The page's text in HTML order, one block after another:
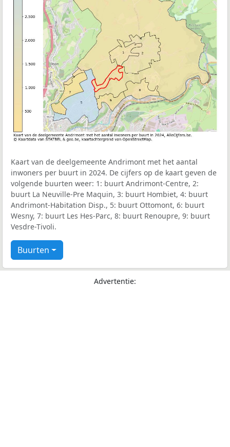
Kaart van de deelgemeente Andrimont met het aantal
inwoners per buurt in 2024. De cijfers op de kaart geven de
volgende buurten weer: 1: buurt Andrimont-Centre, 2:
buurt La Neuville-Pre Maquin, 3: buurt Hombiet, 4: buurt
Andrimont-Habitation Disp., 5: buurt Ottomont, 6: buurt
Wesny, 7: buurt Les Hes-Parc, 8: buurt Renoupre, 9: buurt
Vesdre-Tivoli.
Buurten
Advertentie: